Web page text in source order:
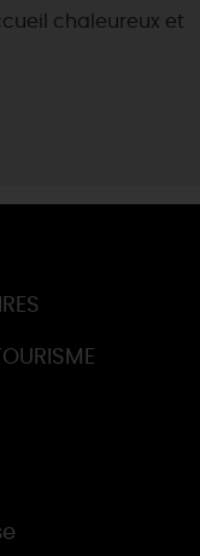
chaleureux et